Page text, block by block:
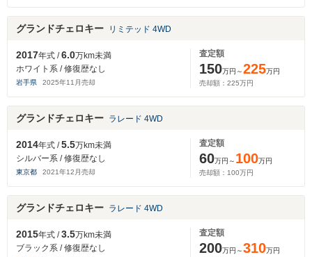
グランドチェロキー リミテッド 4WD
2017年式 /6.0万km未満
ホワイト系 / 修復歴なし
岩手県 2025年11 月売却
査定額
150万円～225万円
売却額： 225万円
グランドチェロキー ラレード 4WD
2014年式 /5.5万km未満
シルバー系 / 修復歴なし
東京都 2021年12 月売却
査定額
60万円～ 100万円
売却額： 100万円
グランドチェロキー ラレード 4WD
2015年式 /3.5万km未満
ブラック系 / 修復歴なし
査定額
200万円～310万円